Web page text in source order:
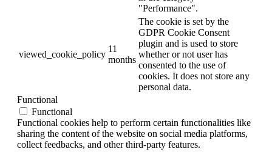
"Performance".
viewed_cookie_policy
11
months
The cookie is set by the
GDPR Cookie Consent
plugin and is used to store
whether or not user has
consented to the use of
cookies. It does not store any
personal data.
Functional
Functional
Functional cookies help to perform certain functionalities like
sharing the content of the website on social media platforms,
collect feedbacks, and other third-party features.